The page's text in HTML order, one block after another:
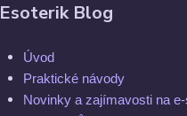
Esoterik Blog
Úvod
Praktické návody
Novinky a zajímavosti na